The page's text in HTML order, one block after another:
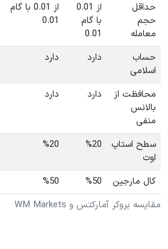
مقایسه بروکر آمارکتس و WM Markets
حداقل
حجم
معامله
از 0.01
با گام
0.01
از 0.01 با گام
0.01
حساب
اسلامی
دارد دارد
محافظت از
بالانس
منفی
دارد دارد
سطح استاپ
اوت
%20
%20
کال مارجین %50
%50